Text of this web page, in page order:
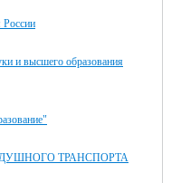
и высшего образования
ТРАНСПОРТА